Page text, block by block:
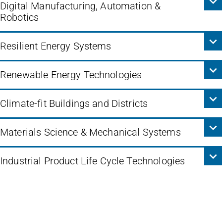
Digital Manufacturing, Automation &
Robotics
Resilient Energy Systems
Renewable Energy Technologies
Climate-fit Buildings and Districts
Materials Science & Mechanical Systems
Industrial Product Life Cycle Technologies